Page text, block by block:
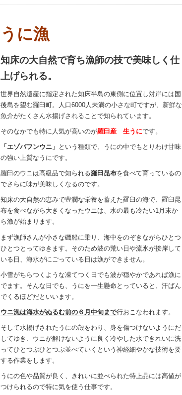
うに漁
知床の大自然で育ち漁師の技で美味しく仕
上げられる。
世界自然遺産に指定された知床半島の東側に位置し対岸には国
後島を望む羅臼町。人口6000人未満の小さな町ですが、新鮮な
魚介がたくさん水揚げされることで知られています。
そのなかでも特に人気が高いのが羅臼産 生うにです。
「エゾバフンウニ」 という種類で、うにの中でもとりわけ甘味
の強い上質なうにです。
羅臼のウニは高級品で知られる羅臼昆布を食べて育っているの
でさらに味が美味しくなるのです。
知床の大自然の恵みで豊潤な栄養を蓄えた羅臼の海で、羅臼昆
布を食べながら大きくなったウニは、水の最も冷たい1月末か
ら漁が始まります。
まず漁師さんが小さな磯船に乗り、海中をのぞきながらひとつ
ひとつとってゆきます。そのため波の荒い日や流氷が接岸して
いる日、海水がにごっている日は漁ができません。
小雪がちらつくような凍てつく日でも波が穏やかであれば漁に
でます。そんな日でも、うにを一生懸命とっていると、汗ばん
でくるほどだといいます。
ウニ漁は海水がぬるむ前の６月中旬まで行おこなわれます。
そして水揚げされたうにの殻をわり、身を傷つけないようにだ
してゆき、ウニが解けないように良く冷やした水できれいに洗
ってひとつぶひとつぶ並べていくという神経細やかな技術を要
する作業をします。
うにの色や品質が良く、きれいに並べられた特上品には高値が
つけられるので特に気を使う仕事です。